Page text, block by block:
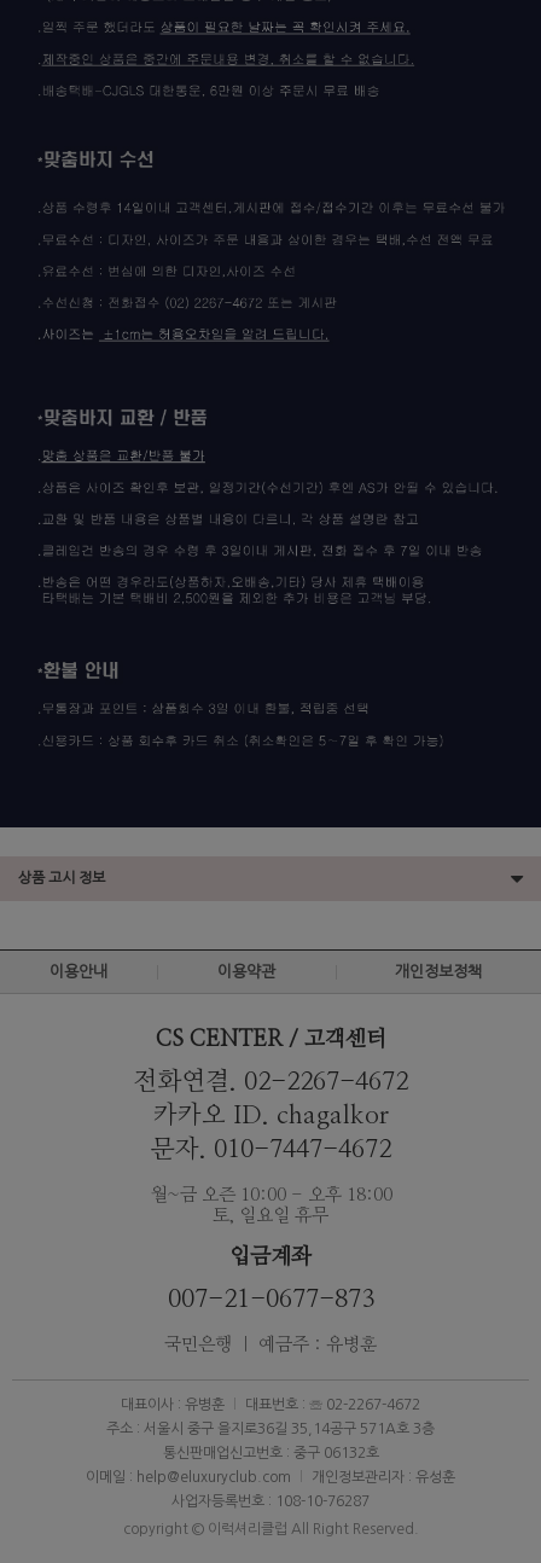
상품 고시 정보
이용안내 이용약관 개인정보정책
CS CENTER / 고객센터
전화연결. 02-2267-4672
카카오 ID. chagalkor
문자. 010-7447-4672
월~금 오즌 10:00 - 오후 18:00
토, 일요일 휴무
입금계좌
007-21-0677-873
국민은행 ｜ 예금주 : 유병훈
대표이사 : 유병훈
대표번호 : ☏ 02-2267-4672
주소 : 서울시 중구 을지로36길 35,14공구 571A호 3층
통신판매업신고번호 : 중구 06132호
이메일 : help@eluxuryclub.com
개인정보관리자 : 유성훈
사업자등록번호 : 108-10-76287
copyright © 이럭셔리클럽 All Right Reserved.